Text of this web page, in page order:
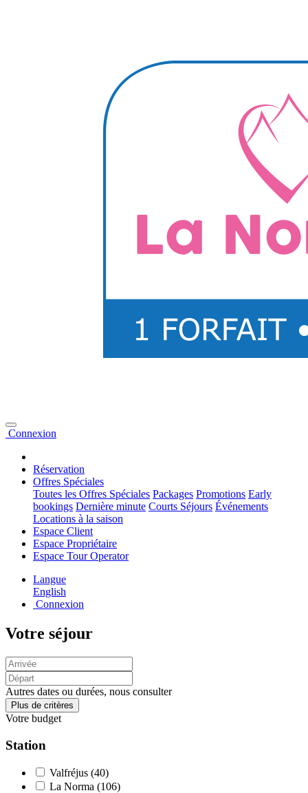
Connexion
Réservation
Offres Spéciales
Toutes les Offres Spéciales Packages Promotions Early
bookings Dernière minute Courts Séjours Événements
Locations à la saison
Espace Client
Espace Propriétaire
Espace Tour Operator
Langue
English
Connexion
Votre séjour
Autres dates ou durées, nous consulter
Plus de critères
Votre budget
Station
Valfréjus (40)
La Norma (106)